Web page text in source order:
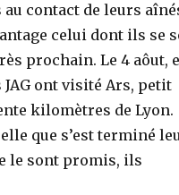
contact de leurs
celui dont ils se
prochain. Le 4 aôut,
JAG ont visité Ars, petit
kilomètres de Lyon.
que s’est terminé
le sont promis, ils